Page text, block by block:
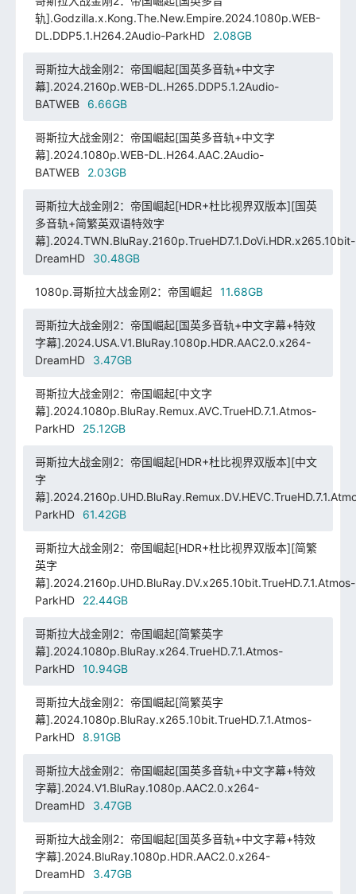
轨].Godzilla.x.Kong.The.New.Empire.2024.1080p.WEB-
DL.DDP5.1.H264.2Audio-ParkHD
2.08GB
哥斯拉大战金刚2：帝国崛起[国英多音轨+中文字
幕].2024.2160p.WEB-DL.H265.DDP5.1.2Audio-
BATWEB
6.66GB
哥斯拉大战金刚2：帝国崛起[国英多音轨+中文字
幕].2024.1080p.WEB-DL.H264.AAC.2Audio-
BATWEB
2.03GB
哥斯拉大战金刚2：帝国崛起[HDR+杜比视界双版本][国英
多音轨+简繁英双语特效字
幕].2024.TWN.BluRay.2160p.TrueHD7.1.DoVi.HDR.x265.10bit-
DreamHD
30.48GB
1080p.哥斯拉大战金刚2：帝国崛起 11.68GB
哥斯拉大战金刚2：帝国崛起[国英多音轨+中文字幕+特效
字幕].2024.USA.V1.BluRay.1080p.HDR.AAC2.0.x264-
DreamHD
3.47GB
哥斯拉大战金刚2：帝国崛起[中文字
幕].2024.1080p.BluRay.Remux.AVC.TrueHD.7.1.Atmos-
ParkHD
25.12GB
哥斯拉大战金刚2：帝国崛起[HDR+杜比视界双版本][中文
字
幕
ParkHD
61.42GB
哥斯拉大战金刚2：帝国崛起[HDR+杜比视界双版本][简繁
英字
幕].2024.2160p.UHD.BluRay.DV.x265.10bit.TrueHD.7.1.Atmos-
ParkHD
22.44GB
哥斯拉大战金刚2：帝国崛起[简繁英字
幕].2024.1080p.BluRay.x264.TrueHD.7.1.Atmos-
ParkHD
10.94GB
哥斯拉大战金刚2：帝国崛起[简繁英字
幕].2024.1080p.BluRay.x265.10bit.TrueHD.7.1.Atmos-
ParkHD
8.91GB
哥斯拉大战金刚2：帝国崛起[国英多音轨+中文字幕+特效
字幕].2024.V1.BluRay.1080p.AAC2.0.x264-
DreamHD
3.47GB
哥斯拉大战金刚2：帝国崛起[国英多音轨+中文字幕+特效
字幕].2024.BluRay.1080p.HDR.AAC2.0.x264-
DreamHD
3.47GB